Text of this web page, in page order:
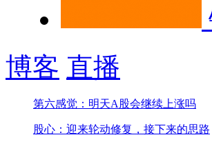
博客 直播
第六感觉：明天A股会继续上涨吗
股心：迎来轮动修复，接下来的思路